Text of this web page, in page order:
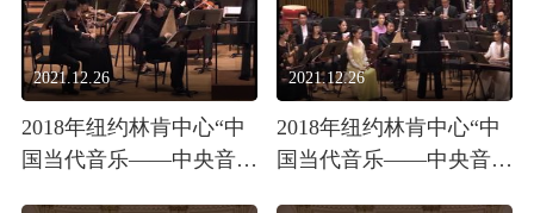
2021.12.26
2018年纽约林肯中心“中
国当代音乐——中央音乐
2021.12.26
2018年纽约林肯中心“中
国当代音乐——中央音乐